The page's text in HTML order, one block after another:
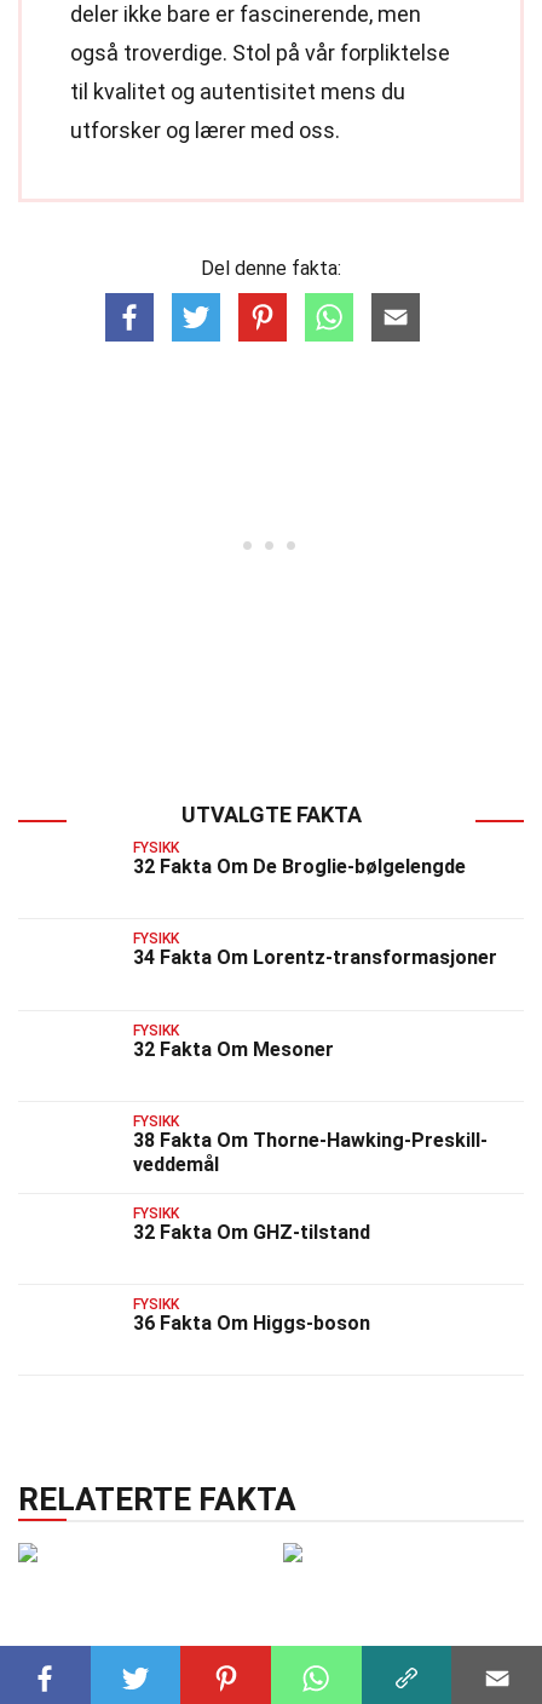
deler ikke bare er fascinerende, men
også troverdige. Stol på vår forpliktelse
til kvalitet og autentisitet mens du
utforsker og lærer med oss.
Del denne fakta:
UTVALGTE FAKTA
FYSIKK
32 Fakta Om De Broglie-bølgelengde
FYSIKK
34 Fakta Om Lorentz-transformasjoner
FYSIKK
32 Fakta Om Mesoner
FYSIKK
38 Fakta Om Thorne-Hawking-Preskill-
veddemål
FYSIKK
32 Fakta Om GHZ-tilstand
FYSIKK
36 Fakta Om Higgs-boson
RELATERTE FAKTA